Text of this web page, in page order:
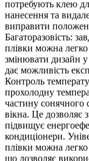
потребують клею
нанесення та
виправити
Багаторазовість:
плівки можна
змінювати дизайн
дає можливість
Контроль
прохолодну
частину сонячного
вікна. Це дозволяє
підвищує
кондиціонери.
плівки можна
що дозволяє